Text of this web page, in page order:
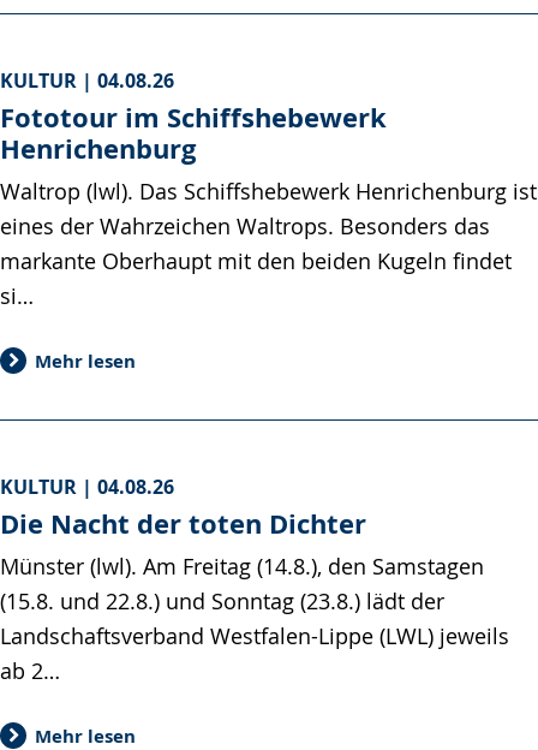
KULTUR | 04.08.26
Fototour im Schiffshebewerk
Henrichenburg
Waltrop (lwl). Das Schiffshebewerk Henrichenburg ist
eines der Wahrzeichen Waltrops. Besonders das
markante Oberhaupt mit den beiden Kugeln findet
si…
Mehr lesen
KULTUR | 04.08.26
Die Nacht der toten Dichter
Münster (lwl). Am Freitag (14.8.), den Samstagen
(15.8. und 22.8.) und Sonntag (23.8.) lädt der
Landschaftsverband Westfalen-Lippe (LWL) jeweils
ab 2…
Mehr lesen